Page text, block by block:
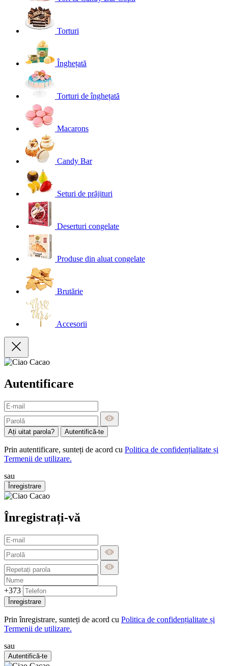
Torturi
Înghețată
Torturi de înghețată
Macarons
Candy Bar
Seturi de prăjituri
Deserturi congelate
Produse din aluat congelate
Brutărie
Accesorii
Autentificare
Ați uitat parola? Autentifică-te
Prin autentificare, sunteți de acord cu Politica de confidențialitate și
Termenii de utilizare.
sau
Înregistrare
Înregistrați-vă
+373
Înregistrare
Prin înregistrare, sunteți de acord cu Politica de confidențialitate și
Termenii de utilizare.
sau
Autentifică-te